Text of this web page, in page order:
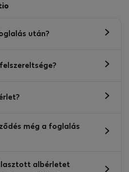
után?
még a foglalás
albérletet